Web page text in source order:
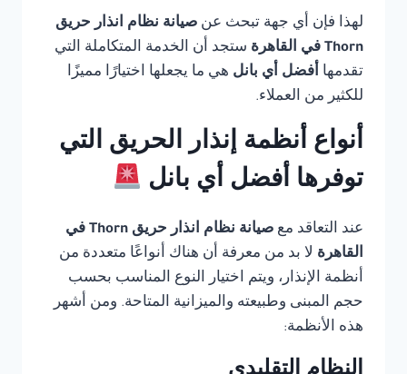
لهذا فإن أي جهة تبحث عن صيانة نظام انذار حريق
Thorn في القاهرة
ستجد أن الخدمة المتكاملة التي
تقدمها أفضل أي بانل هي ما يجعلها اختيارًا مميزًا
للكثير من العملاء.
أنواع أنظمة إنذار الحريق التي
توفرها أفضل أي بانل
عند التعاقد مع
صيانة نظام انذار حريق Thorn في
القاهرة لا بد من معرفة أن هناك أنواعًا متعددة من
أنظمة الإنذار، ويتم اختيار النوع المناسب بحسب
حجم المبنى وطبيعته والميزانية المتاحة. ومن أشهر
هذه الأنظمة: